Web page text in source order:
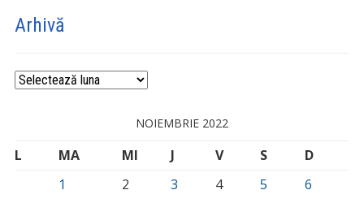
Arhivă
Arhivă
NOIEMBRIE 2022
L MA MI J V S
D
1
2 3 4 5
6